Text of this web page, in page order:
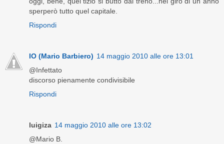
sperperò tutto quel capitale.
Rispondi
IO (Mario Barbiero) 14 maggio 2010 alle ore 13:01
@Infettato
discorso pienamente condivisibile
Rispondi
luigiza 14 maggio 2010 alle ore 13:02
@Mario B.